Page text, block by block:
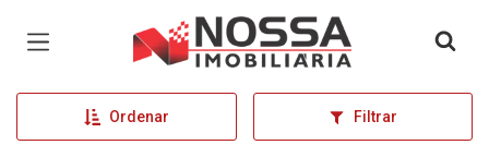
Página inicial
Ordenar Filtrar